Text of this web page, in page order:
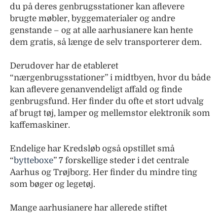
du på deres genbrugs­stationer kan aflevere
brugte møbler, byggematerialer og andre
genstande – og at alle aarhusianere kan hente
dem gratis, så længe de selv transporterer dem.
Derudover har de etableret
“nærgenbrugsstationer” i midtbyen, hvor du både
kan aflevere genanvendeligt affald og finde
genbrugsfund. Her finder du ofte et stort udvalg
af brugt tøj, lamper og mellemstor elektronik som
kaffemaskiner.
Endelige har Kredsløb også opstillet små
“bytteboxe” 7 forskellige steder i det centrale
Aarhus og Trøjborg. Her finder du mindre ting
som bøger og legetøj.
Mange aarhusianere har allerede stiftet